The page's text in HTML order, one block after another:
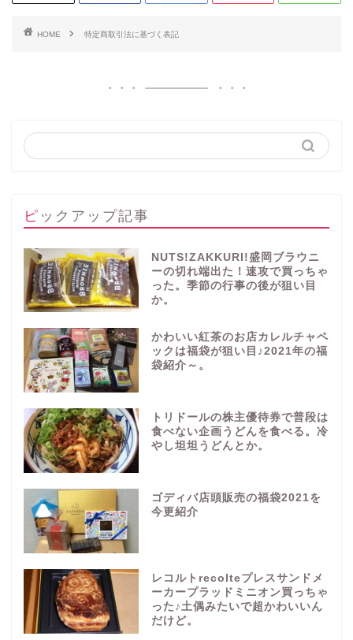
HOME 特定商取引法に基づく表記
ピックアップ記事
NUTS!ZAKKURI!盛岡ブラウニ
ーの切れ端出た！速攻で買っちゃ
った。季節の行事の後が狙い目
か。
かわいい紅茶のお店カレルチャペ
ックは福袋が狙い目♪2021年の福
袋紹介～。
トリドールの株主優待券で普段は
食べない企画うどんを食べる。冷
やし坦坦うどんとか。
ゴディバ店頭販売の福袋2021を
今更紹介
レコルトrecolteプレスサンドメ
ーカープラッドミニオン買っちゃ
った♪土偶みたいで超かわいいん
だけど。